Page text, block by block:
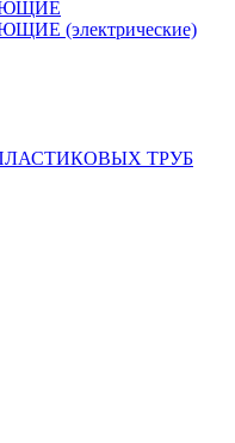
(электрические)
ТРУБ